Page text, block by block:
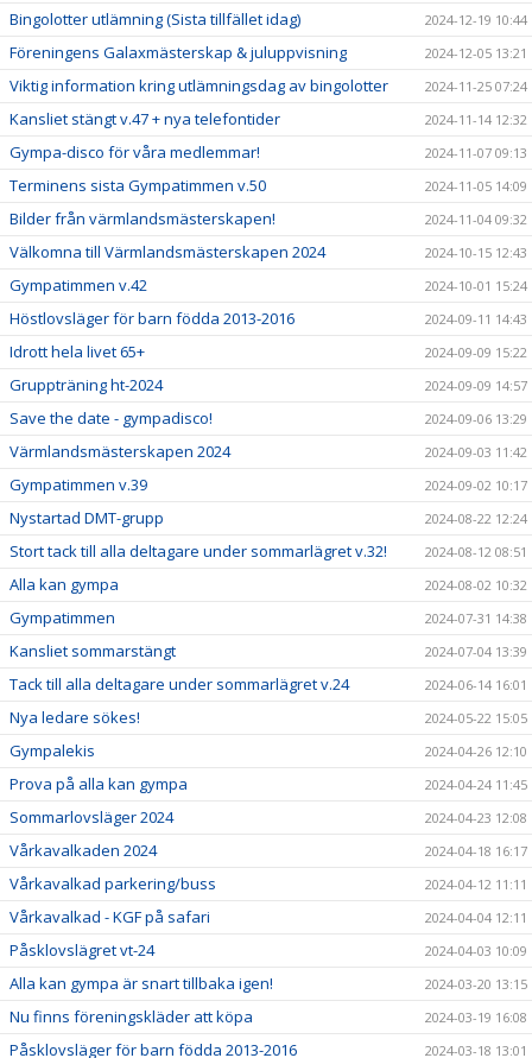
Bingolotter utlämning (Sista tillfället idag) 2024-12-19 10:44
Föreningens Galaxmästerskap & juluppvisning 2024-12-05 13:21
Viktig information kring utlämningsdag av bingolotter 2024-11-25 07:24
Kansliet stängt v.47 + nya telefontider 2024-11-14 12:32
Gympa-disco för våra medlemmar! 2024-11-07 09:13
Terminens sista Gympatimmen v.50 2024-11-05 14:09
Bilder från värmlandsmästerskapen! 2024-11-04 09:32
Välkomna till Värmlandsmästerskapen 2024 2024-10-15 12:43
Gympatimmen v.42 2024-10-01 15:24
Höstlovsläger för barn födda 2013-2016 2024-09-11 14:43
Idrott hela livet 65+ 2024-09-09 15:22
Gruppträning ht-2024 2024-09-09 14:57
Save the date - gympadisco! 2024-09-06 13:29
Värmlandsmästerskapen 2024 2024-09-03 11:42
Gympatimmen v.39 2024-09-02 10:17
Nystartad DMT-grupp 2024-08-22 12:24
Stort tack till alla deltagare under sommarlägret v.32! 2024-08-12 08:51
Alla kan gympa 2024-08-02 10:32
Gympatimmen 2024-07-31 14:38
Kansliet sommarstängt 2024-07-04 13:39
Tack till alla deltagare under sommarlägret v.24 2024-06-14 16:01
Nya ledare sökes! 2024-05-22 15:05
Gympalekis 2024-04-26 12:10
Prova på alla kan gympa 2024-04-24 11:45
Sommarlovsläger 2024 2024-04-23 12:08
Vårkavalkaden 2024 2024-04-18 16:17
Vårkavalkad parkering/buss 2024-04-12 11:11
Vårkavalkad - KGF på safari 2024-04-04 12:11
Påsklovslägret vt-24 2024-04-03 10:09
Alla kan gympa är snart tillbaka igen! 2024-03-20 13:15
Nu finns föreningskläder att köpa 2024-03-19 16:08
Påsklovsläger för barn födda 2013-2016 2024-03-18 13:01